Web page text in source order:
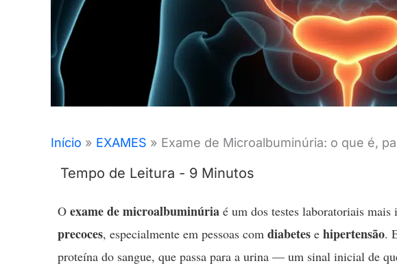
Início EXAMES Exame de Microalbuminúria: o que é,
O exame de microalbuminúria é um dos testes laboratoriais
precoces, especialmente em pessoas com diabetes e hipertensão.
proteína do sangue, que passa para a urina — um sinal inicial de